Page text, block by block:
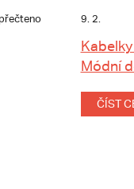
9. 2.
Módní
ČÍST